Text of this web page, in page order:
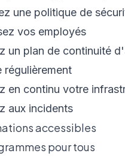
une politique de
vos employés
un plan de continuité
régulièrement
en continu votre
aux incidents
accessibles
pour tous